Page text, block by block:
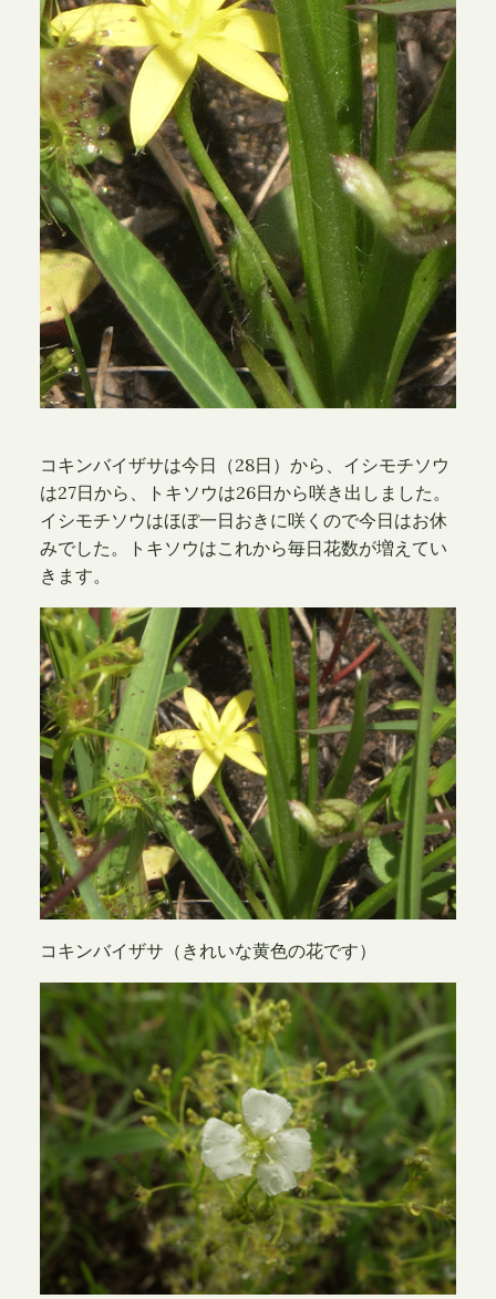
コキンバイザサは今日（28日）から、イシモチソウ
は27日から、トキソウは26日から咲き出しました。
イシモチソウはほぼ一日おきに咲くので今日はお休
みでした。トキソウはこれから毎日花数が増えてい
きます。
コキンバイザサ（きれいな黄色の花です）